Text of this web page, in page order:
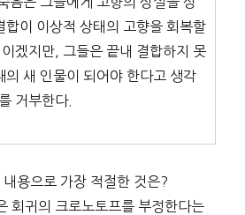
합이 이상적 상태의 고향을 회복할
겠지만, 그들은 끝내 결합하지 못
의 새 인물이 되어야 한다고 생각
거부한다.
용으로 가장 적절한 것은?
회귀의 크로노토프를 부정한다는